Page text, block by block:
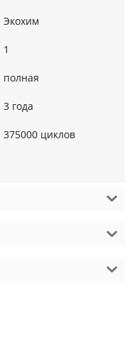
Экохим
1
полная
3 года
375000 циклов